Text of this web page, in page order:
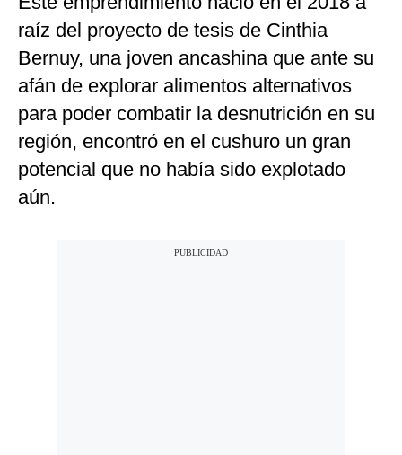
raíz del proyecto de tesis de Cinthia
Bernuy, una joven ancashina que ante su
afán de explorar alimentos alternativos
para poder combatir la desnutrición en su
región, encontró en el cushuro un gran
potencial que no había sido explotado
aún.